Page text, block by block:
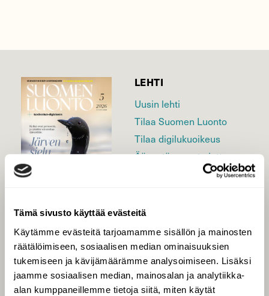
Tämä sivusto käyttää evästeitä
Käytämme evästeitä tarjoamamme sisällön ja mainosten
räätälöimiseen, sosiaalisen median ominaisuuksien
tukemiseen ja kävijämäärämme analysoimiseen. Lisäksi
jaamme sosiaalisen median, mainosalan ja analytiikka-
alan kumppaneillemme tietoja siitä, miten käytät
LEHTI
Uusin lehti
Tilaa Suomen Luonto
Tilaa digilukuoikeus
Äänestä parasta juttua
SUOMEN LUONNON­
SUOJELU­LIITTO
Suomen Luonto -lehden
kustantaja onSuomen
luonnonsuojelu­liitto